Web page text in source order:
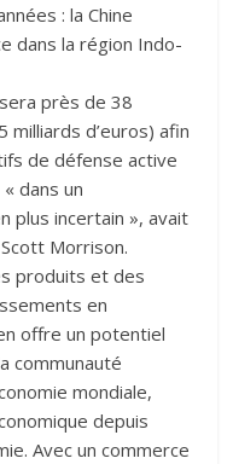
: la Chine
dans la région Indo-
près de 38
milliards d’euros) afin
de défense active
dans un
plus incertain », avait
Morrison.
produits et des
en
offre un potentiel
communauté
mondiale,
depuis
Avec un commerce